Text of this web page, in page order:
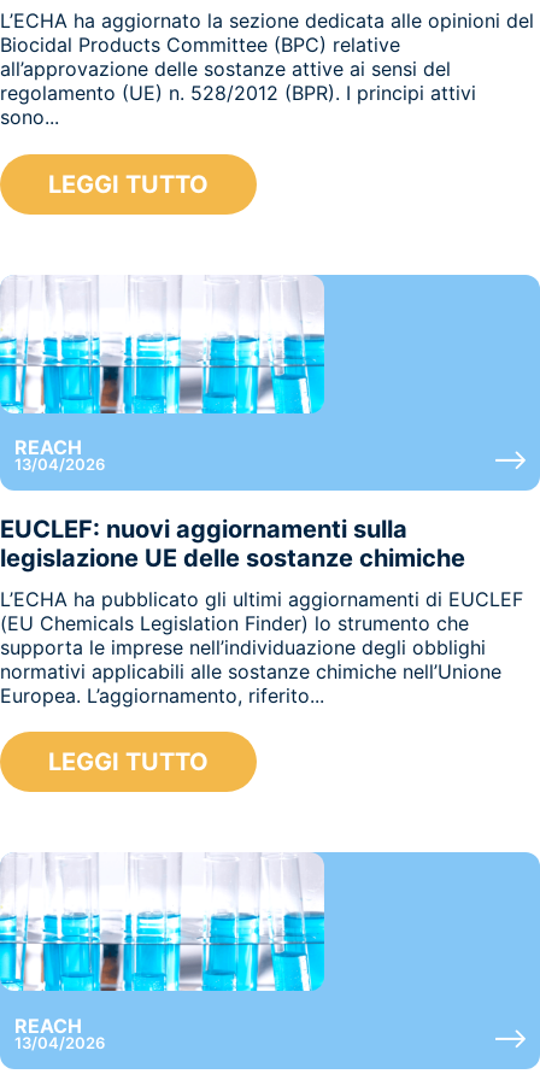
L’ECHA ha aggiornato la sezione dedicata alle opinioni del
Biocidal Products Committee (BPC) relative
all’approvazione delle sostanze attive ai sensi del
regolamento (UE) n. 528/2012 (BPR). I principi attivi
sono...
LEGGI TUTTO
REACH
13/04/2026
EUCLEF: nuovi aggiornamenti sulla
legislazione UE delle sostanze chimiche
L’ECHA ha pubblicato gli ultimi aggiornamenti di EUCLEF
(EU Chemicals Legislation Finder) lo strumento che
supporta le imprese nell’individuazione degli obblighi
normativi applicabili alle sostanze chimiche nell’Unione
Europea. L’aggiornamento, riferito...
LEGGI TUTTO
REACH
13/04/2026